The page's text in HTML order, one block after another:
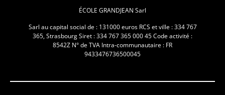
ÉCOLE GRANDJEAN Sarl
Sarl au capital social de : 131000 euros RCS et ville : 334 767
365, Strasbourg Siret : 334 767 365 000 45 Code activité :
8542Z N° de TVA Intra-communautaire : FR
9433476736500045